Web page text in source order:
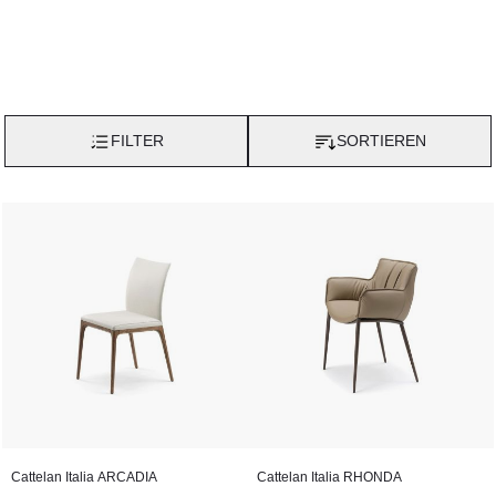
FILTER SORTIEREN
Cattelan Italia ARCADIA
Cattelan Italia RHONDA